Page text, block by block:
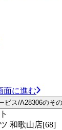
面に進む
ビス/A28306のそ
和歌山店[68]